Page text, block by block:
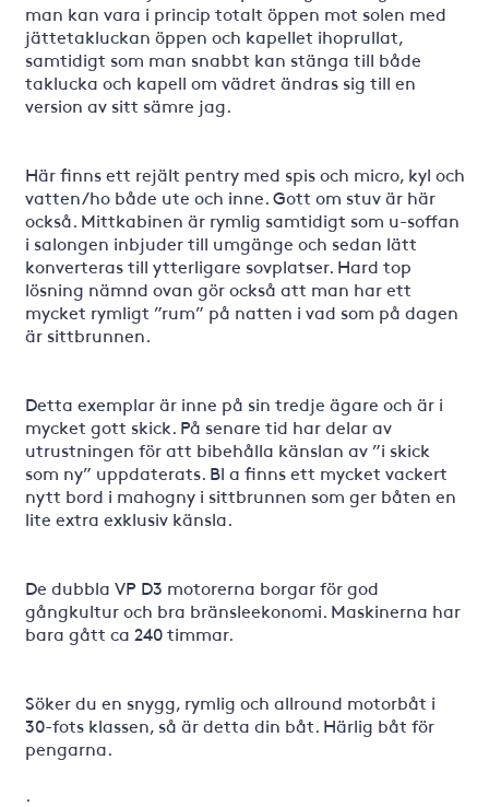
man kan vara i princip totalt öppen mot solen med
jättetakluckan öppen och kapellet ihoprullat,
samtidigt som man snabbt kan stänga till både
taklucka och kapell om vädret ändras sig till en
version av sitt sämre jag.
Här finns ett rejält pentry med spis och micro, kyl och
vatten/ho både ute och inne. Gott om stuv är här
också. Mittkabinen är rymlig samtidigt som u-soffan
i salongen inbjuder till umgänge och sedan lätt
konverteras till ytterligare sovplatser. Hard top
lösning nämnd ovan gör också att man har ett
mycket rymligt ”rum” på natten i vad som på dagen
är sittbrunnen.
Detta exemplar är inne på sin tredje ägare och är i
mycket gott skick. På senare tid har delar av
utrustningen för att bibehålla känslan av ”i skick
som ny” uppdaterats. Bl a finns ett mycket vackert
nytt bord i mahogny i sittbrunnen som ger båten en
lite extra exklusiv känsla.
De dubbla VP D3 motorerna borgar för god
gångkultur och bra bränsleekonomi. Maskinerna har
bara gått ca 240 timmar.
Söker du en snygg, rymlig och allround motorbåt i
30-fots klassen, så är detta din båt. Härlig båt för
pengarna.
.